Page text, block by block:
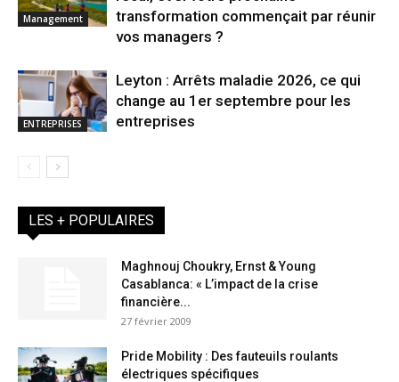
Management
transformation commençait par réunir
vos managers ?
ENTREPRISES
Leyton : Arrêts maladie 2026, ce qui
change au 1er septembre pour les
entreprises
LES + POPULAIRES
Maghnouj Choukry, Ernst & Young
Casablanca: « L’impact de la crise
financière...
27 février 2009
Pride Mobility : Des fauteuils roulants
électriques spécifiques